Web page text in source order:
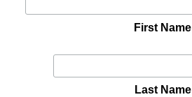
First Name
Last Name